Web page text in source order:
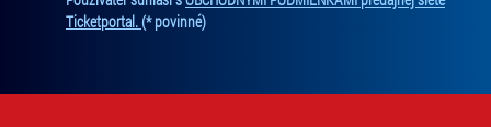
Ticketportal.(* povinné)